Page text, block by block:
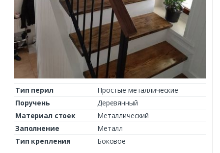
Тип перил
Простые металлические
Поручень
Деревянный
Материал стоек
Металлический
Заполнение
Металл
Тип крепления
Боковое